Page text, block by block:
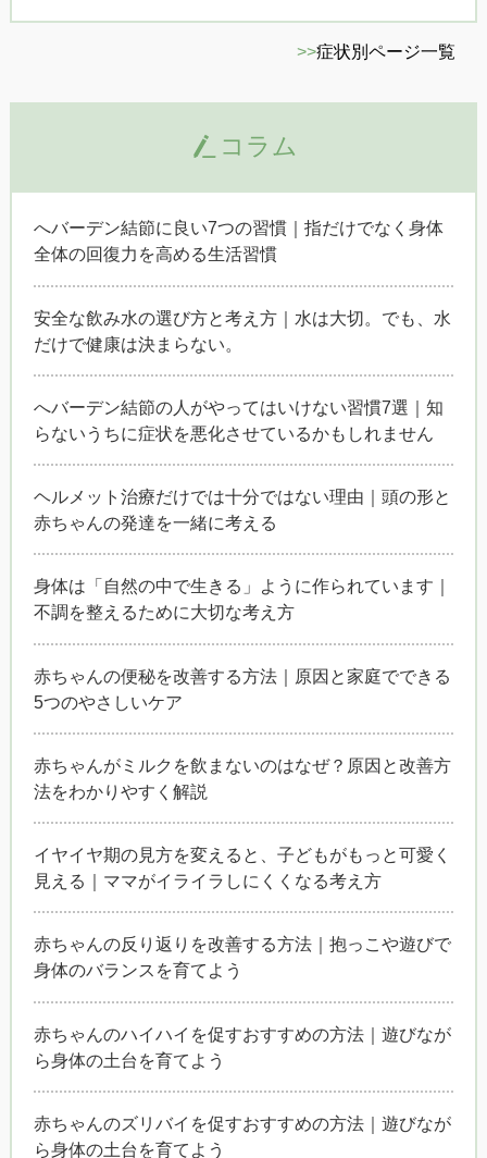
>>症状別ページ一覧
コラム
へバーデン結節に良い7つの習慣｜指だけでなく身体
全体の回復力を高める生活習慣
安全な飲み水の選び方と考え方｜水は大切。でも、水
だけで健康は決まらない。
へバーデン結節の人がやってはいけない習慣7選｜知
らないうちに症状を悪化させているかもしれません
ヘルメット治療だけでは十分ではない理由｜頭の形と
赤ちゃんの発達を一緒に考える
身体は「自然の中で生きる」ように作られています｜
不調を整えるために大切な考え方
赤ちゃんの便秘を改善する方法｜原因と家庭でできる
5つのやさしいケア
赤ちゃんがミルクを飲まないのはなぜ？原因と改善方
法をわかりやすく解説
イヤイヤ期の見方を変えると、子どもがもっと可愛く
見える｜ママがイライラしにくくなる考え方
赤ちゃんの反り返りを改善する方法｜抱っこや遊びで
身体のバランスを育てよう
赤ちゃんのハイハイを促すおすすめの方法｜遊びなが
ら身体の土台を育てよう
赤ちゃんのズリバイを促すおすすめの方法｜遊びなが
ら身体の土台を育てよう